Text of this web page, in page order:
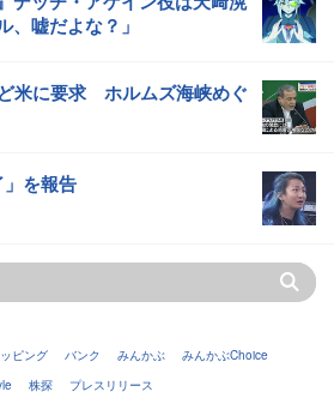
嘘だよな？」
米に要求 ホルムズ海峡めぐ
を報告
ピング バンク みんかぶ
みんかぶChoice
株探 プレスリリース